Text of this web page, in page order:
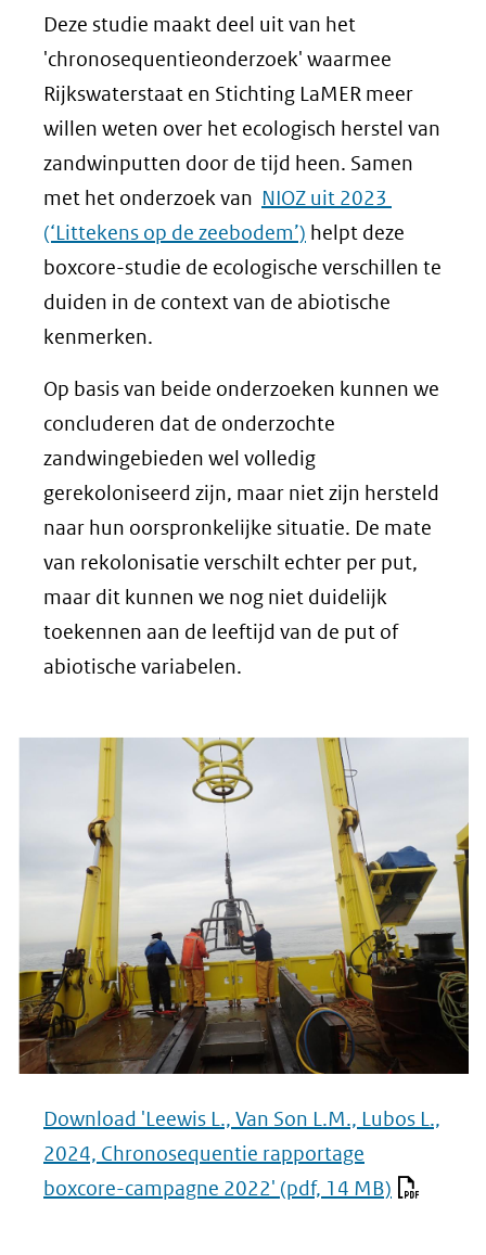
Deze studie maakt deel uit van het
'chronosequentieonderzoek' waarmee
Rijkswaterstaat en Stichting LaMER meer
willen weten over het ecologisch herstel van
zandwinputten door de tijd heen. Samen
met het onderzoek van NIOZ uit 2023
(‘Littekens op de zeebodem’) helpt deze
boxcore-studie de ecologische verschillen te
duiden in de context van de abiotische
kenmerken.
Op basis van beide onderzoeken kunnen we
concluderen dat de onderzochte
zandwingebieden wel volledig
gerekoloniseerd zijn, maar niet zijn hersteld
naar hun oorspronkelijke situatie. De mate
van rekolonisatie verschilt echter per put,
maar dit kunnen we nog niet duidelijk
toekennen aan de leeftijd van de put of
abiotische variabelen.
Download 'Leewis L., Van Son L.M., Lubos L.,
2024, Chronosequentie rapportage
boxcore-campagne 2022' (pdf, 14 MB)